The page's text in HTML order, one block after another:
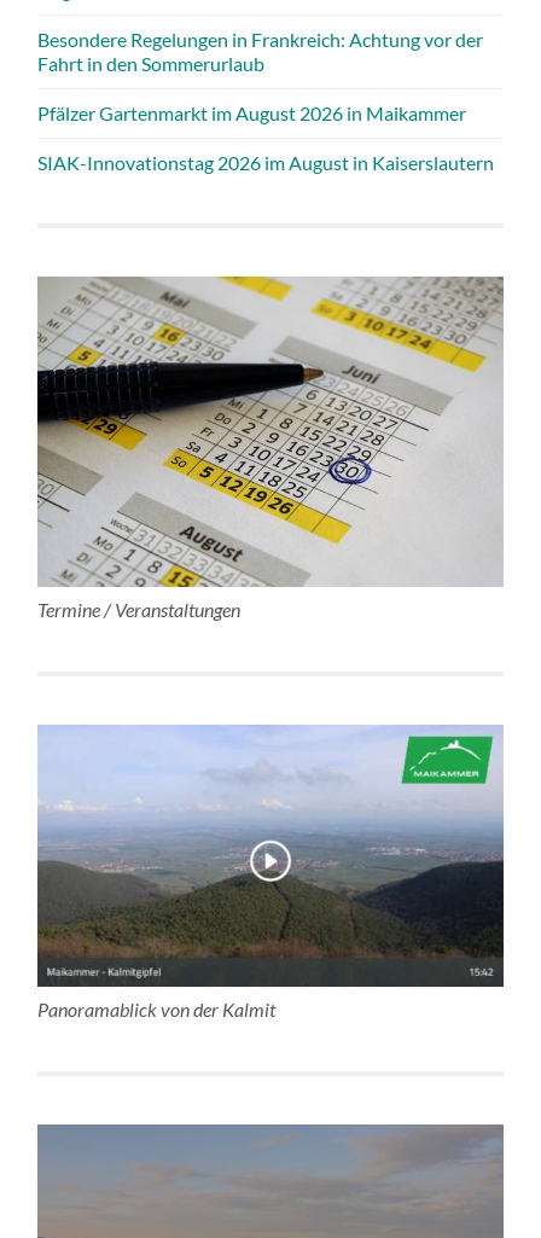
Besondere Regelungen in Frankreich: Achtung vor der
Fahrt in den Sommerurlaub
Pfälzer Gartenmarkt im August 2026 in Maikammer
SIAK-Innovationstag 2026 im August in Kaiserslautern
Termine / Veranstaltungen
Panoramablick von der Kalmit